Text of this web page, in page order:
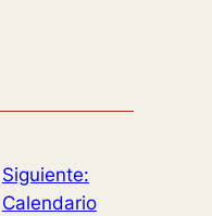
Siguiente:
Calendario